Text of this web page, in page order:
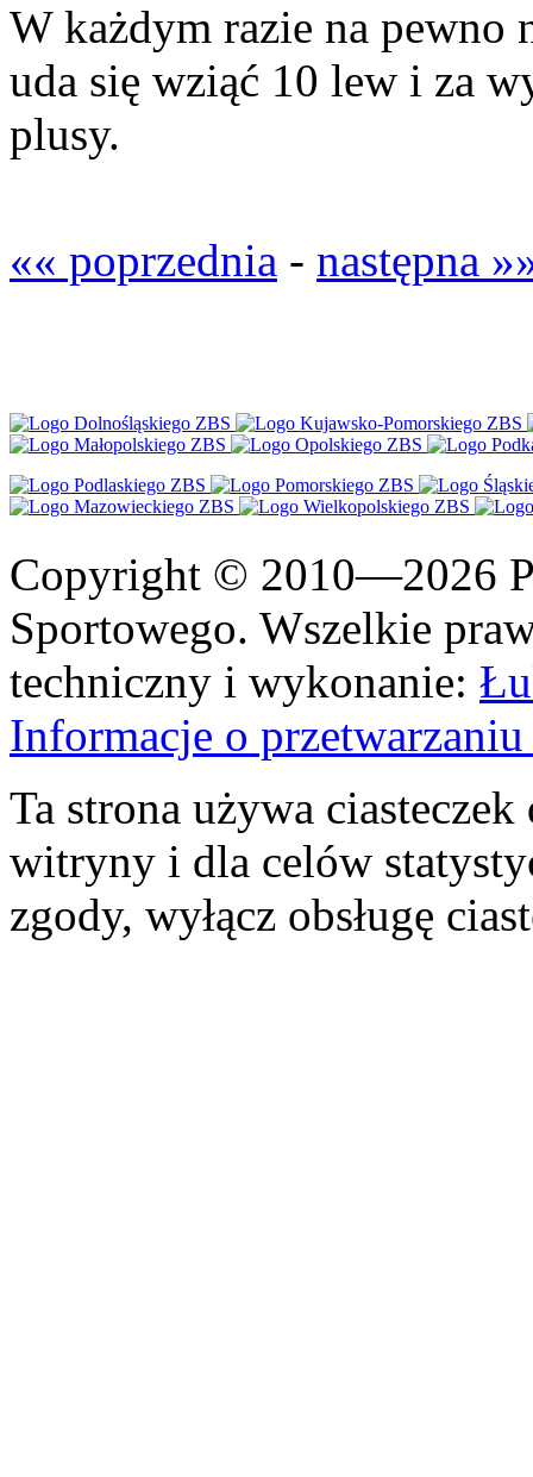
W każdym razie na
uda się wziąć 10 lew i za
plusy.
«« poprzednia - następna
Copyright © 2010—2026
Sportowego. Wszelkie
techniczny i wykonanie:
Informacje o
Ta strona używa
witryny i dla celów
zgody, wyłącz obsługę